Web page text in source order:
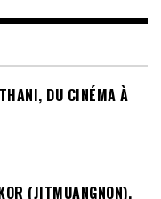
DU CINÉMA À
(JITMUANGNON),